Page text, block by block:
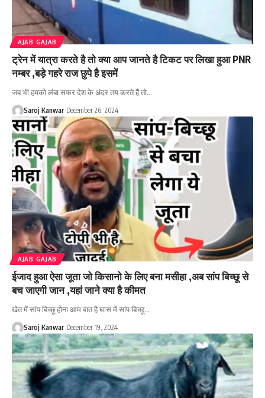
AJAB GAJAB
ट्रेन में यात्रा करते है तो क्या आप जानते है टिकट पर लिखा हुआ PNR
नम्बर ,बड़े गहरे राज छुपे है इसमें
जब भी हमको लंबा सफर देश के अंदर तय करते हैं तो…
Saroj Kanwar December 26, 2024
AJAB GAJAB
ईजाद हुआ ऐसा जूता जो किसानो के लिए बना मसीहा ,अब सांप बिच्छू से
बच जाएगी जान ,यहां जाने क्या है कीमत
खेत में सांप बिच्छू होना आम बात है घास में सांप बिच्छू…
Saroj Kanwar December 19, 2024